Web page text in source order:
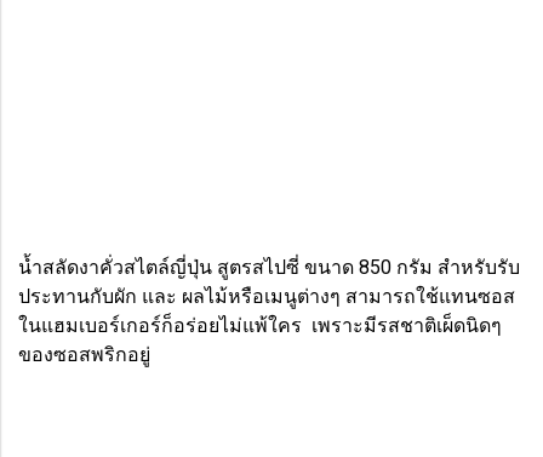
น้ำสลัดงาคั่วสไตล์ญี่ปุ่น สูตรสไปซี่ ขนาด 850 กรัม สำหรับรับ
ประทานกับผัก และ ผลไม้หรือเมนูต่างๆ สามารถใช้แทนซอส
ในแฮมเบอร์เกอร์ก็อร่อยไม่แพ้ใคร เพราะมีรสชาติเผ็ดนิดๆ
ของซอสพริกอยู่